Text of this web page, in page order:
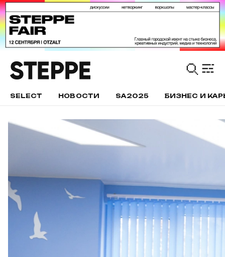
SELECT НОВОСТИ SA2025 БИЗНЕС И